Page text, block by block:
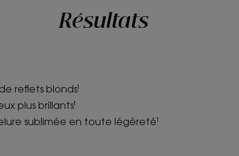
Résultats
reflets blonds¹
plus brillants¹
sublimée en toute légèreté¹